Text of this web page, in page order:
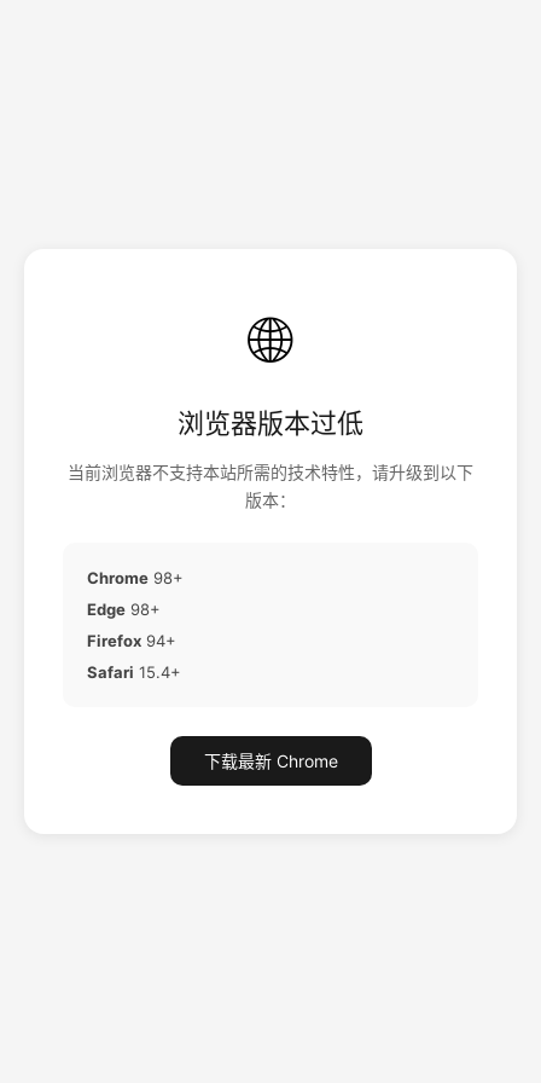
🌐
浏览器版本过低
当前浏览器不支持本站所需的技术特性，请升级到以下
版本：
Chrome 98+
Edge 98+
Firefox 94+
Safari 15.4+
下载最新 Chrome